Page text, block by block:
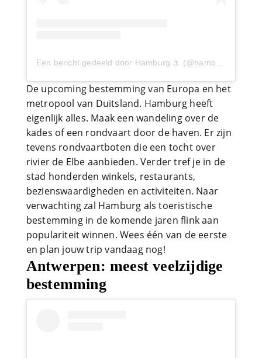
De upcoming bestemming van Europa en het
metropool van Duitsland. Hamburg heeft
eigenlijk alles. Maak een wandeling over de
kades of een rondvaart door de haven. Er zijn
tevens rondvaartboten die een tocht over
rivier de Elbe aanbieden. Verder tref je in de
stad honderden winkels, restaurants,
bezienswaardigheden en activiteiten. Naar
verwachting zal Hamburg als toeristische
bestemming in de komende jaren flink aan
populariteit winnen. Wees één van de eerste
en plan jouw trip vandaag nog!
Antwerpen: meest veelzijdige
bestemming